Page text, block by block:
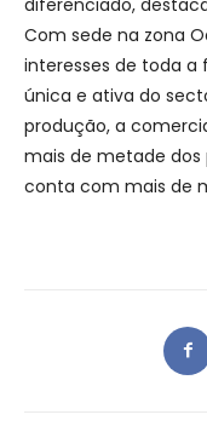
Com sede na zona
interesses de toda a
única e ativa do
produção, a
mais de metade
conta com mais de